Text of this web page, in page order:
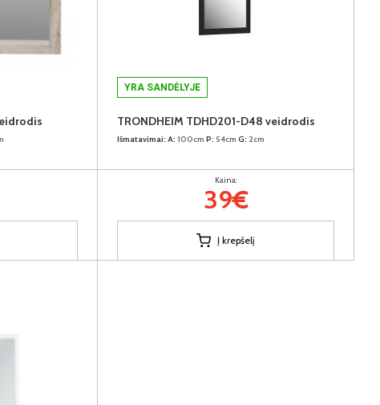
YRA SANDĖLYJE
TRONDHEIM TDHD201-D48 veidrodis
Išmatavimai: A: 100cm P: 54cm G: 2cm
Kaina:
39€
Į krepšelį